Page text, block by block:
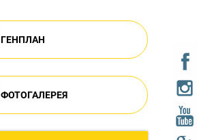
ГЕНПЛАН
ФОТОГАЛЕРЕЯ